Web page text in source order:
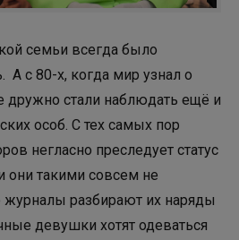
семьи всегда было
А с 80-х, когда мир узнал о
дружно стали наблюдать ещё и
особ. С тех самых пор
негласно преследует статус
они такими совсем не
журналы разбирают их наряды
девушки хотят одеваться